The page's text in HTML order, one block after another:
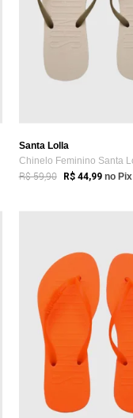
Santa Lolla
R$ 59,90 R$ 44,99 no Pix